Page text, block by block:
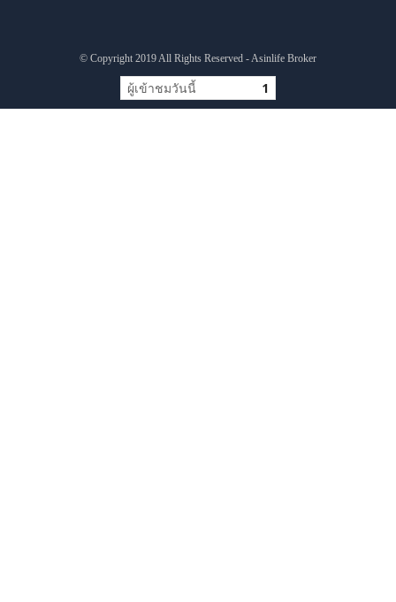
© Copyright 2019 All Rights Reserved - Asinlife Broker
ผู้เข้าชมวันนี้ 1